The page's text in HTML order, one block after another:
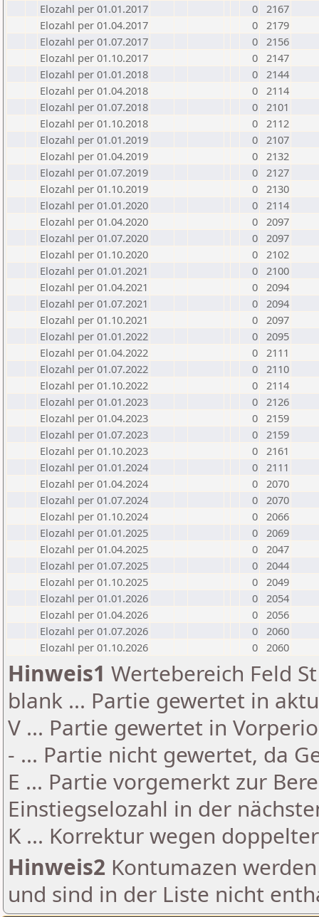
Elozahl per 01.01.2017
0 2167
Elozahl per 01.04.2017
0 2179
Elozahl per 01.07.2017
0 2156
Elozahl per 01.10.2017
0 2147
Elozahl per 01.01.2018
0 2144
Elozahl per 01.04.2018
0 2114
Elozahl per 01.07.2018
0 2101
Elozahl per 01.10.2018
0 2112
Elozahl per 01.01.2019
0 2107
Elozahl per 01.04.2019
0 2132
Elozahl per 01.07.2019
0 2127
Elozahl per 01.10.2019
0 2130
Elozahl per 01.01.2020
0 2114
Elozahl per 01.04.2020
0 2097
Elozahl per 01.07.2020
0 2097
Elozahl per 01.10.2020
0 2102
Elozahl per 01.01.2021
0 2100
Elozahl per 01.04.2021
0 2094
Elozahl per 01.07.2021
0 2094
Elozahl per 01.10.2021
0 2097
Elozahl per 01.01.2022
0 2095
Elozahl per 01.04.2022
0 2111
Elozahl per 01.07.2022
0 2110
Elozahl per 01.10.2022
0 2114
Elozahl per 01.01.2023
0 2126
Elozahl per 01.04.2023
0 2159
Elozahl per 01.07.2023
0 2159
Elozahl per 01.10.2023
0 2161
Elozahl per 01.01.2024
0 2111
Elozahl per 01.04.2024
0 2070
Elozahl per 01.07.2024
0 2070
Elozahl per 01.10.2024
0 2066
Elozahl per 01.01.2025
0 2069
Elozahl per 01.04.2025
0 2047
Elozahl per 01.07.2025
0 2044
Elozahl per 01.10.2025
0 2049
Elozahl per 01.01.2026
0 2054
Elozahl per 01.04.2026
0 2056
Elozahl per 01.07.2026
0 2060
Elozahl per 01.10.2026
0 2060
Hinweis1 Wertebereich Feld
blank ... Partie gewertet in
V ... Partie gewertet in
- ... Partie nicht gewertet, da
E ... Partie vorgemerkt zur
Einstiegselozahl in der
K ... Korrektur wegen
Hinweis2 Kontumazen
und sind in der Liste nicht